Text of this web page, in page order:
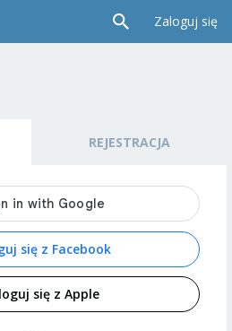
Zaloguj się
REJESTRACJA
się z Facebook
się z Apple